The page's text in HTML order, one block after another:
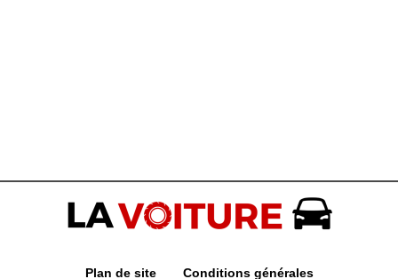
Plan de site Conditions générales